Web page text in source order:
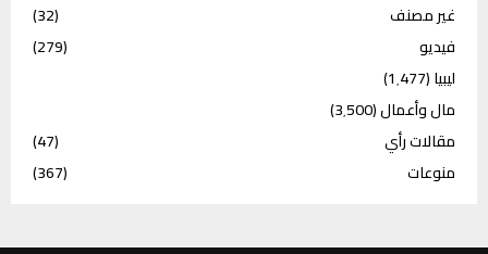
غير مصنف
(32)
فيديو
(279)
ليبيا(1٬477)
مال وأعمال(3٬500)
مقالات رأي
(47)
منوعات
(367)